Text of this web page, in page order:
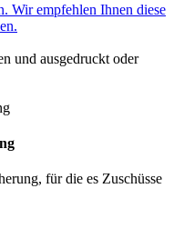
Wir empfehlen Ihnen diese
und ausgedruckt oder
für die es Zuschüsse